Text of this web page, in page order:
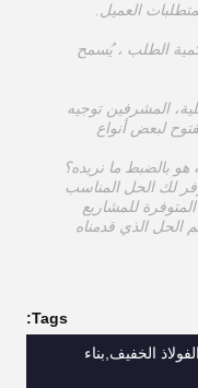
، وفقًا لكمية الطلب ، يُسمح
المشرفين توجيه
لبعض أنواع
بالضبط ما نريده؟
لك الحل المناسب
للمشاريع
الذي قدمناه
Tags:
الخفيف,بناء